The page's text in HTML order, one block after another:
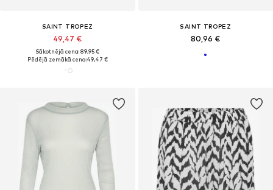
SAINT TROPEZ
49,47 €
Sākotnējā cena: 89,95 €
Pēdējā zemākā cena:49,47 €
SAINT TROPEZ
80,96 €